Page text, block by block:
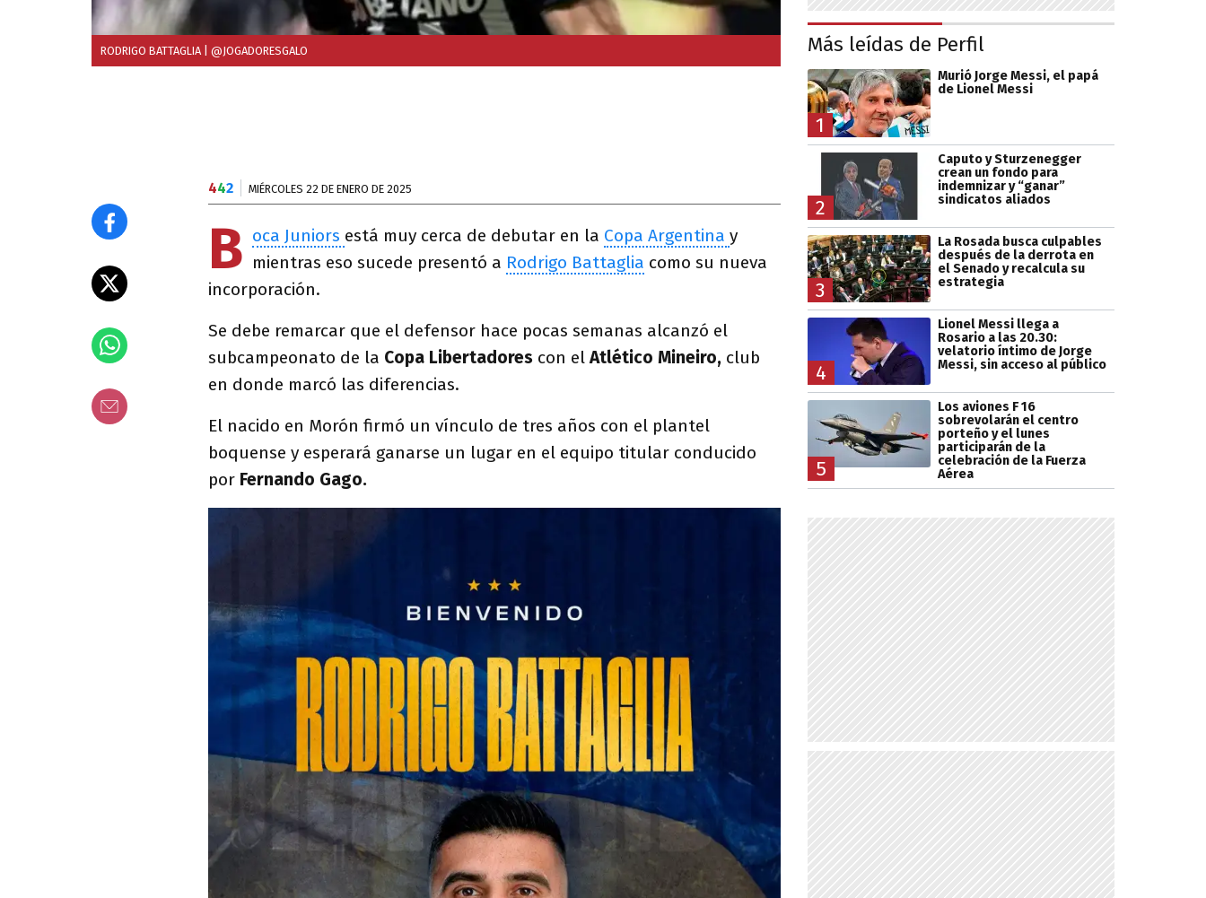
RODRIGO BATTAGLIA | @JOGADORESGALO
442 MIÉRCOLES 22 DE ENERO DE 2025
B oca Juniors está muy cerca de debutar en la Copa Argentina y
mientras eso sucede presentó a Rodrigo Battaglia como su nueva
incorporación.
Se debe remarcar que el defensor hace pocas semanas alcanzó el
subcampeonato de la Copa Libertadores con elAtlético Mineiro, club
en donde marcó las diferencias.
El nacido en Morón firmó un vínculo de tres años con el plantel
boquense y esperará ganarse un lugar en el equipo titular conducido
por Fernando Gago.
Más leídas de Perfil
1
Murió Jorge Messi, el papá
de Lionel Messi
2
Caputo y Sturzenegger
crean un fondo para
indemnizar y “ganar”
sindicatos aliados
3
La Rosada busca culpables
después de la derrota en
el Senado y recalcula su
estrategia
4
Lionel Messi llega a
Rosario a las 20.30:
velatorio íntimo de Jorge
Messi, sin acceso al público
5
Los aviones F 16
sobrevolarán el centro
porteño y el lunes
participarán de la
celebración de la Fuerza
Aérea